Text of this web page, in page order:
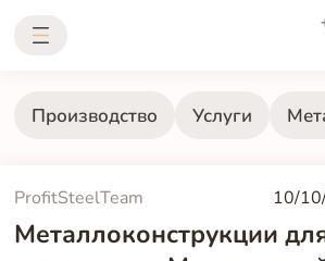
Производство Услуги
ProfitSteelTeam 10/
Металлоконструкции